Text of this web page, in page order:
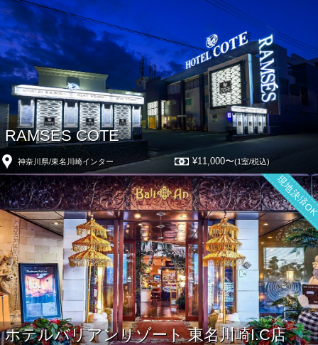
RAMSES COTE
神奈川県/東名川崎インター ¥11,000〜(1室/税込)
ホテルバリアンリゾート 東名川崎I.C店
現地決済